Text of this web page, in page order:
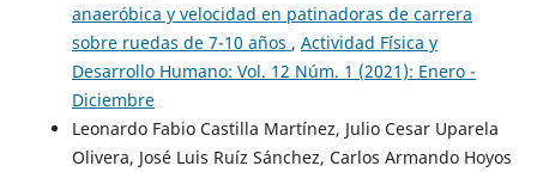
anaeróbica y velocidad en patinadoras de carrera
sobre ruedas de 7-10 años , Actividad Física y
Desarrollo Humano: Vol. 12 Núm. 1 (2021): Enero -
Diciembre
Leonardo Fabio Castilla Martínez, Julio Cesar Uparela
Olivera, José Luis Ruíz Sánchez, Carlos Armando Hoyos